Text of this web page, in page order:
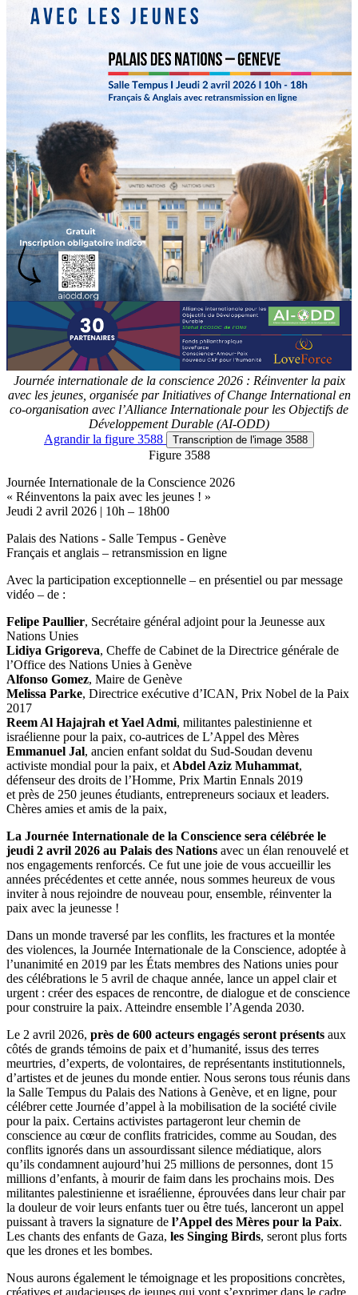
Journée internationale de la conscience 2026 : Réinventer la paix
avec les jeunes, organisée par Initiatives of Change International en
co-organisation avec l’Alliance Internationale pour les Objectifs de
Développement Durable (AI-ODD)
Agrandirla figure 3588 Transcription de l'image 3588
Figure 3588
Journée Internationale de la Conscience 2026
« Réinventons la paix avec les jeunes ! »
Jeudi 2 avril 2026 | 10h – 18h00
Palais des Nations - Salle Tempus - Genève
Français et anglais – retransmission en ligne
Avec la participation exceptionnelle – en présentiel ou par message
vidéo – de :
Felipe Paullier, Secrétaire général adjoint pour la Jeunesse aux
Nations Unies
Lidiya Grigoreva, Cheffe de Cabinet de la Directrice générale de
l’Office des Nations Unies à Genève
Alfonso Gomez, Maire de Genève
Melissa Parke, Directrice exécutive d’ICAN, Prix Nobel de la Paix
2017
Reem Al Hajajrah et Yael Admi, militantes palestinienne et
israélienne pour la paix, co-autrices de L’Appel des Mères
Emmanuel Jal, ancien enfant soldat du Sud-Soudan devenu
activiste mondial pour la paix, et Abdel Aziz Muhammat,
défenseur des droits de l’Homme, Prix Martin Ennals 2019
et près de 250 jeunes étudiants, entrepreneurs sociaux et leaders.
Chères amies et amis de la paix,
La Journée Internationale de la Conscience sera célébrée le
jeudi 2 avril 2026 au Palais des Nations avec un élan renouvelé et
nos engagements renforcés. Ce fut une joie de vous accueillir les
années précédentes et cette année, nous sommes heureux de vous
inviter à nous rejoindre de nouveau pour, ensemble, réinventer la
paix avec la jeunesse !
Dans un monde traversé par les conflits, les fractures et la montée
des violences, la Journée Internationale de la Conscience, adoptée à
l’unanimité en 2019 par les États membres des Nations unies pour
des célébrations le 5 avril de chaque année, lance un appel clair et
urgent : créer des espaces de rencontre, de dialogue et de conscience
pour construire la paix. Atteindre ensemble l’Agenda 2030.
Le 2 avril 2026, près de 600 acteurs engagés seront présents aux
côtés de grands témoins de paix et d’humanité, issus des terres
meurtries, d’experts, de volontaires, de représentants institutionnels,
d’artistes et de jeunes du monde entier. Nous serons tous réunis dans
la Salle Tempus du Palais des Nations à Genève, et en ligne, pour
célébrer cette Journée d’appel à la mobilisation de la société civile
pour la paix. Certains activistes partageront leur chemin de
conscience au cœur de conflits fratricides, comme au Soudan, des
conflits ignorés dans un assourdissant silence médiatique, alors
qu’ils condamnent aujourd’hui 25 millions de personnes, dont 15
millions d’enfants, à mourir de faim dans les prochains mois. Des
militantes palestinienne et israélienne, éprouvées dans leur chair par
la douleur de voir leurs enfants tuer ou être tués, lanceront un appel
puissant à travers la signature de l’Appel des Mères pour la Paix.
Les chants des enfants de Gaza, les Singing Birds, seront plus forts
que les drones et les bombes.
Nous aurons également le témoignage et les propositions concrètes,
créatives et audacieuses de jeunes qui vont s’exprimer dans le cadre